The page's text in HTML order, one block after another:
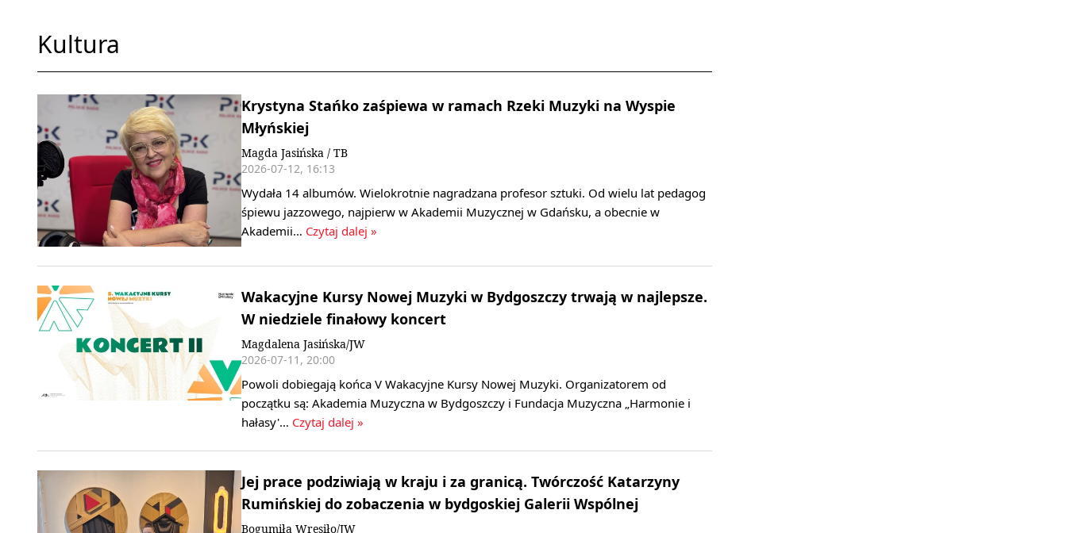
Kultura
Krystyna Stańko zaśpiewa w ramach Rzeki Muzyki na Wyspie
Młyńskiej
Magda Jasińska / TB
2026-07-12, 16:13
Wydała 14 albumów. Wielokrotnie nagradzana profesor sztuki. Od wielu lat pedagog
śpiewu jazzowego, najpierw w Akademii Muzycznej w Gdańsku, a obecnie w
Akademii… Czytaj dalej »
Wakacyjne Kursy Nowej Muzyki w Bydgoszczy trwają w najlepsze.
W niedziele finałowy koncert
Magdalena Jasińska/JW
2026-07-11, 20:00
Powoli dobiegają końca V Wakacyjne Kursy Nowej Muzyki. Organizatorem od
początku są: Akademia Muzyczna w Bydgoszczy i Fundacja Muzyczna „Harmonie i
hałasy'… Czytaj dalej »
Jej prace podziwiają w kraju i za granicą. Twórczość Katarzyny
Rumińskiej do zobaczenia w bydgoskiej Galerii Wspólnej
Bogumiła Wresiło/JW